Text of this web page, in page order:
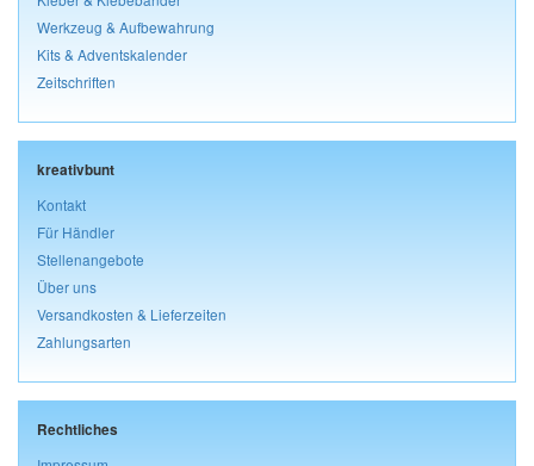
Werkzeug & Aufbewahrung
Kits & Adventskalender
Zeitschriften
kreativbunt
Kontakt
Für Händler
Stellenangebote
Über uns
Versandkosten & Lieferzeiten
Zahlungsarten
Rechtliches